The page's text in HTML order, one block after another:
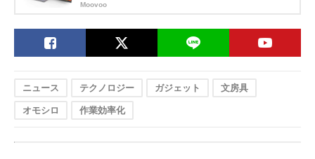
Moovoo
ニュース テクノロジー ガジェット 文房具
オモシロ 作業効率化